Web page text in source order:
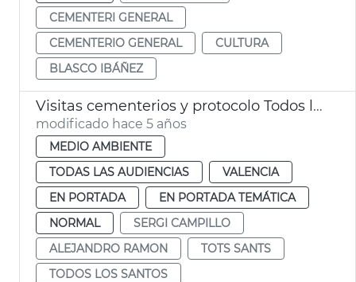
CEMENTERI GENERAL
CEMENTERIO GENERAL
CULTURA
BLASCO IBÁÑEZ
Visitas cementerios y protocolo Todos los Santos
modificado hace 5 años
MEDIO AMBIENTE
TODAS LAS AUDIENCIAS
VALENCIA
EN PORTADA
EN PORTADA TEMÁTICA
NORMAL
SERGI CAMPILLO
ALEJANDRO RAMON
TOTS SANTS
TODOS LOS SANTOS